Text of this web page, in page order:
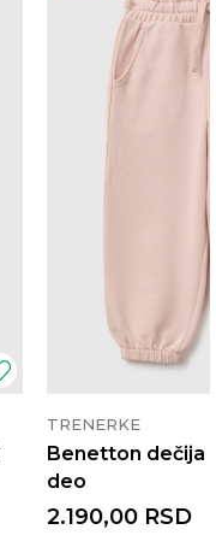
TRENERKE
Benetton dečija
deo
2.190,00 RSD